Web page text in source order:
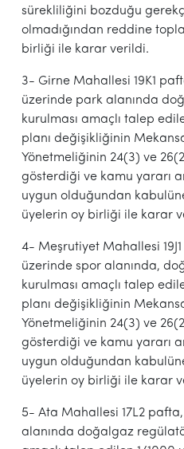
sürekliliğini bozduğu
olmadığından reddine
birliği ile karar verildi.
3- Girne Mahallesi 19K1
üzerinde park alanında
kurulması amaçlı talep
planı değişikliğinin
Yönetmeliğinin 24(3) ve
gösterdiği ve kamu yararı
uygun olduğundan
üyelerin oy birliği ile karar
4- Meşrutiyet Mahallesi
üzerinde spor alanında,
kurulması amaçlı talep
planı değişikliğinin
Yönetmeliğinin 24(3) ve
gösterdiği ve kamu yararı
uygun olduğundan
üyelerin oy birliği ile karar
5- Ata Mahallesi 17L2
alanında doğalgaz